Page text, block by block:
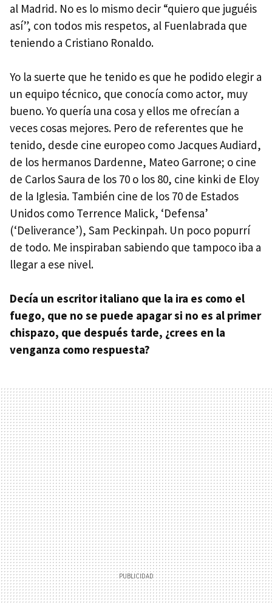
al Madrid. No es lo mismo decir “quiero que juguéis
así”, con todos mis respetos, al Fuenlabrada que
teniendo a Cristiano Ronaldo.
Yo la suerte que he tenido es que he podido elegir a
un equipo técnico, que conocía como actor, muy
bueno. Yo quería una cosa y ellos me ofrecían a
veces cosas mejores. Pero de referentes que he
tenido, desde cine europeo como Jacques Audiard,
de los hermanos Dardenne, Mateo Garrone; o cine
de Carlos Saura de los 70 o los 80, cine kinki de Eloy
de la Iglesia. También cine de los 70 de Estados
Unidos como Terrence Malick, ‘Defensa’
(‘Deliverance’), Sam Peckinpah. Un poco popurrí
de todo. Me inspiraban sabiendo que tampoco iba a
llegar a ese nivel.
Decía un escritor italiano que la ira es como el
fuego, que no se puede apagar si no es al primer
chispazo, que después tarde, ¿crees en la
venganza como respuesta?